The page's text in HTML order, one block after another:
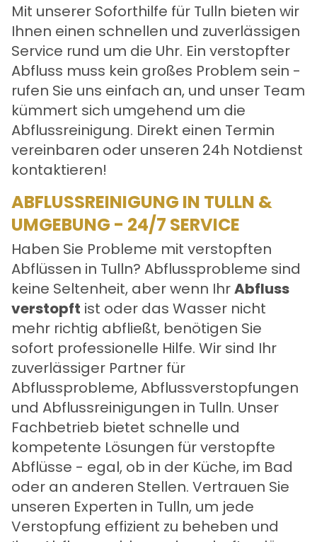
Mit unserer Soforthilfe für Tulln bieten wir
Ihnen einen schnellen und zuverlässigen
Service rund um die Uhr. Ein verstopfter
Abfluss muss kein großes Problem sein -
rufen Sie uns einfach an, und unser Team
kümmert sich umgehend um die
Abflussreinigung. Direkt einen Termin
vereinbaren oder unseren 24h Notdienst
kontaktieren!
ABFLUSSREINIGUNG IN TULLN &
UMGEBUNG - 24/7 SERVICE
Haben Sie Probleme mit verstopften
Abflüssen in Tulln? Abflussprobleme sind
keine Seltenheit, aber wenn IhrAbfluss
verstopft ist oder das Wasser nicht
mehr richtig abfließt, benötigen Sie
sofort professionelle Hilfe. Wir sind Ihr
zuverlässiger Partner für
Abflussprobleme, Abflussverstopfungen
und Abflussreinigungen in Tulln. Unser
Fachbetrieb bietet schnelle und
kompetente Lösungen für verstopfte
Abflüsse - egal, ob in der Küche, im Bad
oder an anderen Stellen. Vertrauen Sie
unseren Experten in Tulln, um jede
Verstopfung effizient zu beheben und